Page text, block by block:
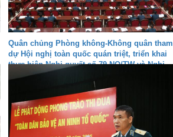
Quân chủng Phòng không-Không quân tham
dự Hội nghị toàn quốc quán triệt, triển khai
thực hiện Nghị quyết số 79-NQ/TW và Nghị
quyết số 80-NQ/TW của Bộ Chính trị